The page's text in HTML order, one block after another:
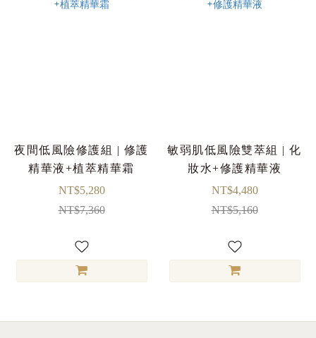
夜間低風險修護組 | 修護
精華液+植萃精華霜
NT$5,280
NT$7,360
敏弱肌低風險雙萃組 | 化
妝水+修護精華液
NT$4,480
NT$5,160